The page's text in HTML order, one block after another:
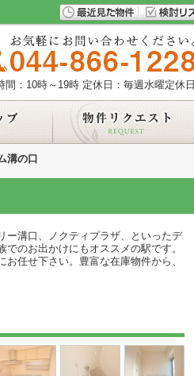
間：10時～19時 定休日：毎週水曜定休日
溝の口
ー溝口、ノクティプラザ、といったデ
のお出かけにもオススメの駅です。
任せ下さい。豊富な在庫物件から、